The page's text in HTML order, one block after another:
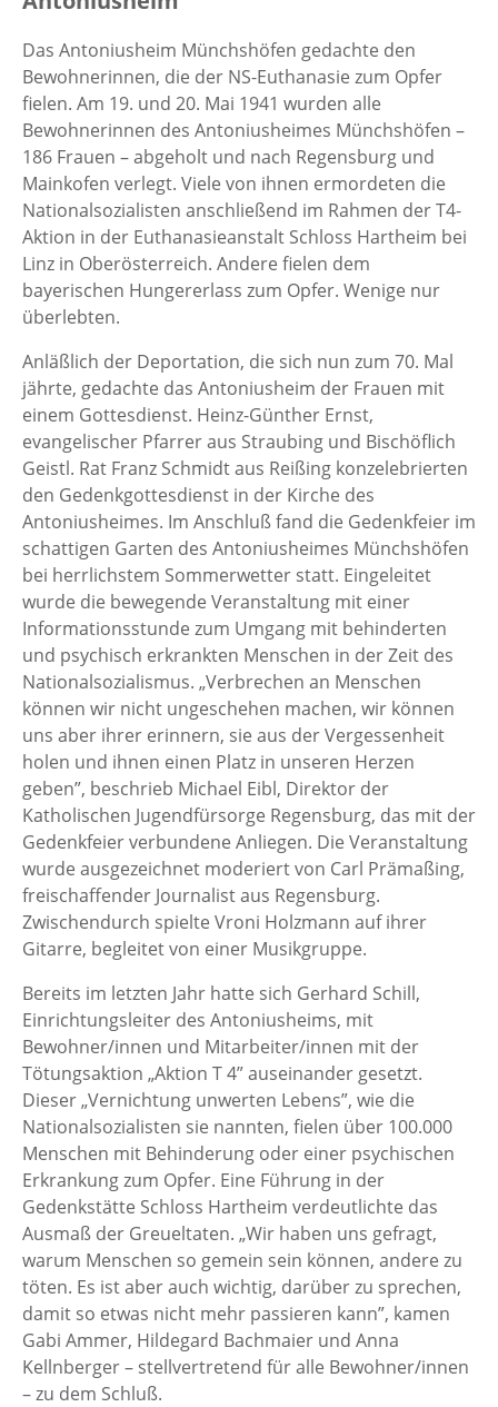
Das Antoniusheim Münchshöfen gedachte den
Bewohnerinnen, die der NS-Euthanasie zum Opfer
fielen. Am 19. und 20. Mai 1941 wurden alle
Bewohnerinnen des Antoniusheimes Münchshöfen –
186 Frauen – abgeholt und nach Regensburg und
Mainkofen verlegt. Viele von ihnen ermordeten die
Nationalsozialisten anschließend im Rahmen der T4-
Aktion in der Euthanasieanstalt Schloss Hartheim bei
Linz in Oberösterreich. Andere fielen dem
bayerischen Hungererlass zum Opfer. Wenige nur
überlebten.
Anläßlich der Deportation, die sich nun zum 70. Mal
jährte, gedachte das Antoniusheim der Frauen mit
einem Gottesdienst. Heinz-Günther Ernst,
evangelischer Pfarrer aus Straubing und Bischöflich
Geistl. Rat Franz Schmidt aus Reißing konzelebrierten
den Gedenkgottesdienst in der Kirche des
Antoniusheimes. Im Anschluß fand die Gedenkfeier im
schattigen Garten des Antoniusheimes Münchshöfen
bei herrlichstem Sommerwetter statt. Eingeleitet
wurde die bewegende Veranstaltung mit einer
Informationsstunde zum Umgang mit behinderten
und psychisch erkrankten Menschen in der Zeit des
Nationalsozialismus. „Verbrechen an Menschen
können wir nicht ungeschehen machen, wir können
uns aber ihrer erinnern, sie aus der Vergessenheit
holen und ihnen einen Platz in unseren Herzen
geben”, beschrieb Michael Eibl, Direktor der
Katholischen Jugendfürsorge Regensburg, das mit der
Gedenkfeier verbundene Anliegen. Die Veranstaltung
wurde ausgezeichnet moderiert von Carl Prämaßing,
freischaffender Journalist aus Regensburg.
Zwischendurch spielte Vroni Holzmann auf ihrer
Gitarre, begleitet von einer Musikgruppe.
Bereits im letzten Jahr hatte sich Gerhard Schill,
Einrichtungsleiter des Antoniusheims, mit
Bewohner/innen und Mitarbeiter/innen mit der
Tötungsaktion „Aktion T 4” auseinander gesetzt.
Dieser „Vernichtung unwerten Lebens”, wie die
Nationalsozialisten sie nannten, fielen über 100.000
Menschen mit Behinderung oder einer psychischen
Erkrankung zum Opfer. Eine Führung in der
Gedenkstätte Schloss Hartheim verdeutlichte das
Ausmaß der Greueltaten. „Wir haben uns gefragt,
warum Menschen so gemein sein können, andere zu
töten. Es ist aber auch wichtig, darüber zu sprechen,
damit so etwas nicht mehr passieren kann”, kamen
Gabi Ammer, Hildegard Bachmaier und Anna
Kellnberger – stellvertretend für alle Bewohner/innen
– zu dem Schluß.